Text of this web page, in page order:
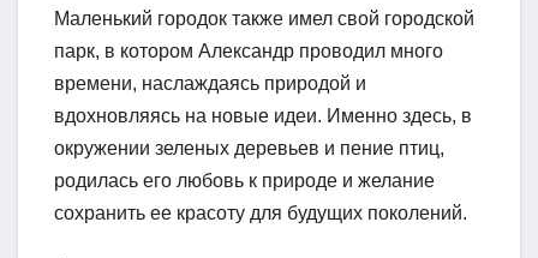
Маленький городок также имел свой городской
парк, в котором Александр проводил много
времени, наслаждаясь природой и
вдохновляясь на новые идеи. Именно здесь, в
окружении зеленых деревьев и пение птиц,
родилась его любовь к природе и желание
сохранить ее красоту для будущих поколений.